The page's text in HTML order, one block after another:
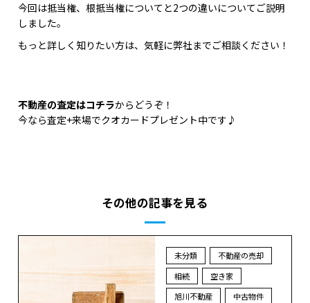
今回は抵当権、根抵当権についてと2つの違いについてご説明
しました。
もっと詳しく知りたい方は、気軽に弊社までご相談ください！
不動産の査定はコチラからどうぞ！
今なら査定+来場でクオカードプレゼント中です♪
その他の記事を見る
未分類
不動産の売却
相続
空き家
旭川不動産
中古物件